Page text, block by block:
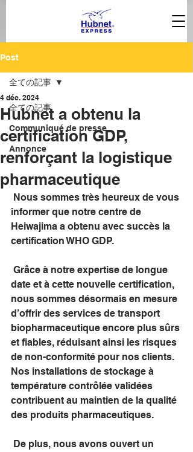
Post
全ての記事
Communiqué de presse
Annonce
全ての記事
Hubnet a obtenu la
certification GDP,
renforçant la logistique
pharmaceutique
4 déc. 2024
informer que notre centre de
Heiwajima a obtenu avec succès la
certification WHO GDP.
date et à cette nouvelle certification,
nous sommes désormais en mesure
d’offrir des services de transport
biopharmaceutique encore plus sûrs
et fiables, réduisant ainsi les risques
de non-conformité pour nos clients.
Nos installations de stockage à
température contrôlée validées
contribuent au maintien de la qualité
des produits pharmaceutiques.